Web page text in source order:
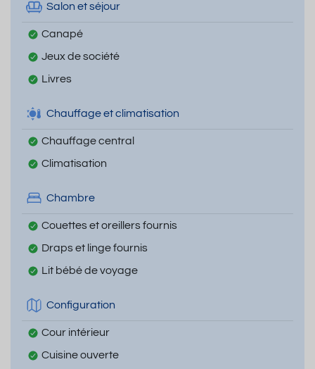
Salon et séjour
Canapé
Jeux de société
Livres
Chauffage et climatisation
Chauffage central
Climatisation
Chambre
Couettes et oreillers fournis
Draps et linge fournis
Lit bébé de voyage
Configuration
Cour intérieur
Cuisine ouverte